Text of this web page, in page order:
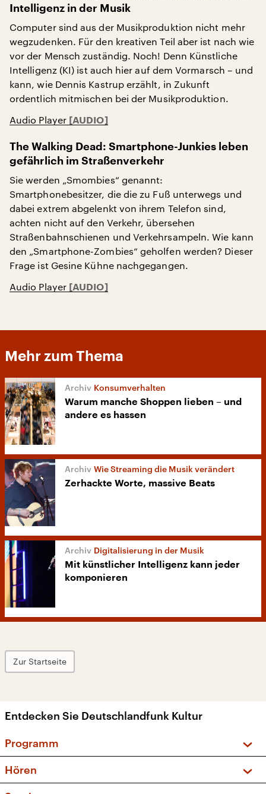
Intelligenz in der Musik
Computer sind aus der Musikproduktion nicht mehr
wegzudenken. Für den kreativen Teil aber ist nach wie
vor der Mensch zuständig. Noch! Denn Künstliche
Intelligenz (KI) ist auch hier auf dem Vormarsch – und
kann, wie Dennis Kastrup erzählt, in Zukunft
ordentlich mitmischen bei der Musikproduktion.
Audio Player
The Walking Dead: Smartphone-Junkies leben
gefährlich im Straßenverkehr
Sie werden „Smombies“ genannt:
Smartphonebesitzer, die die zu Fuß unterwegs und
dabei extrem abgelenkt von ihrem Telefon sind,
achten nicht auf den Verkehr, übersehen
Straßenbahnschienen und Verkehrsampeln. Wie kann
den „Smartphone-Zombies“ geholfen werden? Dieser
Frage ist Gesine Kühne nachgegangen.
Audio Player
Mehr zum Thema
Konsumverhalten
Warum manche Shoppen lieben – und
andere es hassen
Wie Streaming die Musik verändert
Zerhackte Worte, massive Beats
Digitalisierung in der Musik
Mit künstlicher Intelligenz kann jeder
komponieren
Zur Startseite
Entdecken Sie Deutschlandfunk Kultur
Programm
Sendungen und Podcasts
Hören